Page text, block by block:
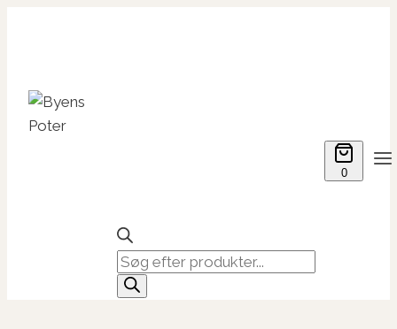
Products
search
0